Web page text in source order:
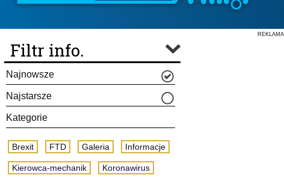
REKLAMA
Filtr info.
Najnowsze
Najstarsze
Kategorie
Brexit FTD Galeria Informacje
Kierowca-mechanik Koronawirus